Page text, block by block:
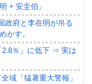
+ 安圭伯」
政府と李在明が吊る
かす。
2.8％」に低下 ⇒ 実は
域「猛暑重大警報」